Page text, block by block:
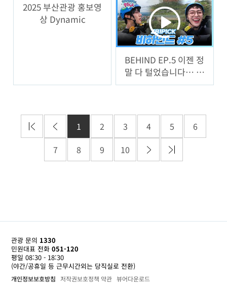
2025 부산관광 홍보영
상 Dynamic
BEHIND EP.5 이젠 정
말 다 털었습니다… 마
지막 비하인드!
1 2 3 4 5
6
7
8 9 10
관광 문의 1330
민원대표 전화 051-120
평일 08:30 - 18:30
(야간/공휴일 등 근무시간외는 당직실로 전환)
개인정보보호방침 저작권보호정책 약관 뷰어다운로드